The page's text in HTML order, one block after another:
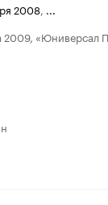
2008, ...
2009, «Юниверсал